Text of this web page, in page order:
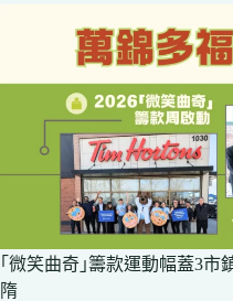
｢微笑曲奇｣籌款運動幅蓋3市
隋